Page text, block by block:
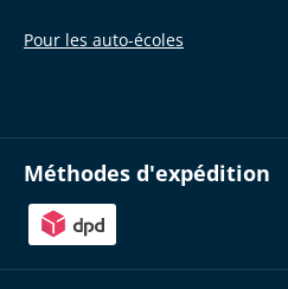
Pour les auto-écoles
Méthodes d'expédition